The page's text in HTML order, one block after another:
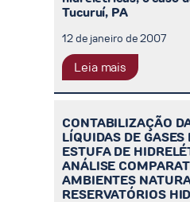
Tucuruí, PA
12 de janeiro de 2007
Leia mais
CONTABILIZAÇÃO
LÍQUIDAS DE GASES
ESTUFA DE
ANÁLISE
AMBIENTES
RESERVATÓRIOS